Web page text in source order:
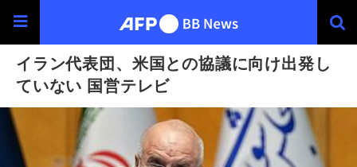
イラン代表団、米国との協議に向け出発し
ていない 国営テレビ